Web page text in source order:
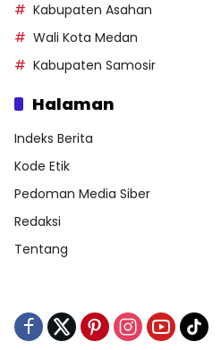
Kabupaten Asahan
Wali Kota Medan
Kabupaten Samosir
Halaman
Indeks Berita
Kode Etik
Pedoman Media Siber
Redaksi
Tentang